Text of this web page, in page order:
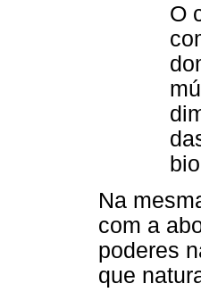
O
Na
com a
poderes
que